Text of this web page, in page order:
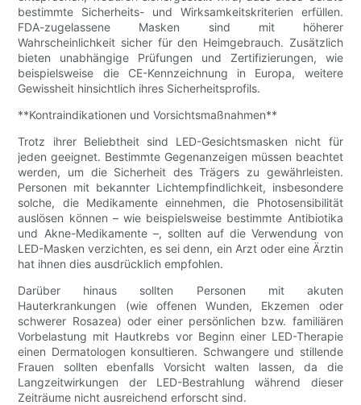
bestimmte Sicherheits- und Wirksamkeitskriterien erfüllen.
FDA-zugelassene Masken sind mit höherer
Wahrscheinlichkeit sicher für den Heimgebrauch. Zusätzlich
bieten unabhängige Prüfungen und Zertifizierungen, wie
beispielsweise die CE-Kennzeichnung in Europa, weitere
Gewissheit hinsichtlich ihres Sicherheitsprofils.
**Kontraindikationen und Vorsichtsmaßnahmen**
Trotz ihrer Beliebtheit sind LED-Gesichtsmasken nicht für
jeden geeignet. Bestimmte Gegenanzeigen müssen beachtet
werden, um die Sicherheit des Trägers zu gewährleisten.
Personen mit bekannter Lichtempfindlichkeit, insbesondere
solche, die Medikamente einnehmen, die Photosensibilität
auslösen können – wie beispielsweise bestimmte Antibiotika
und Akne-Medikamente –, sollten auf die Verwendung von
LED-Masken verzichten, es sei denn, ein Arzt oder eine Ärztin
hat ihnen dies ausdrücklich empfohlen.
Darüber hinaus sollten Personen mit akuten
Hauterkrankungen (wie offenen Wunden, Ekzemen oder
schwerer Rosazea) oder einer persönlichen bzw. familiären
Vorbelastung mit Hautkrebs vor Beginn einer LED-Therapie
einen Dermatologen konsultieren. Schwangere und stillende
Frauen sollten ebenfalls Vorsicht walten lassen, da die
Langzeitwirkungen der LED-Bestrahlung während dieser
Zeiträume nicht ausreichend erforscht sind.